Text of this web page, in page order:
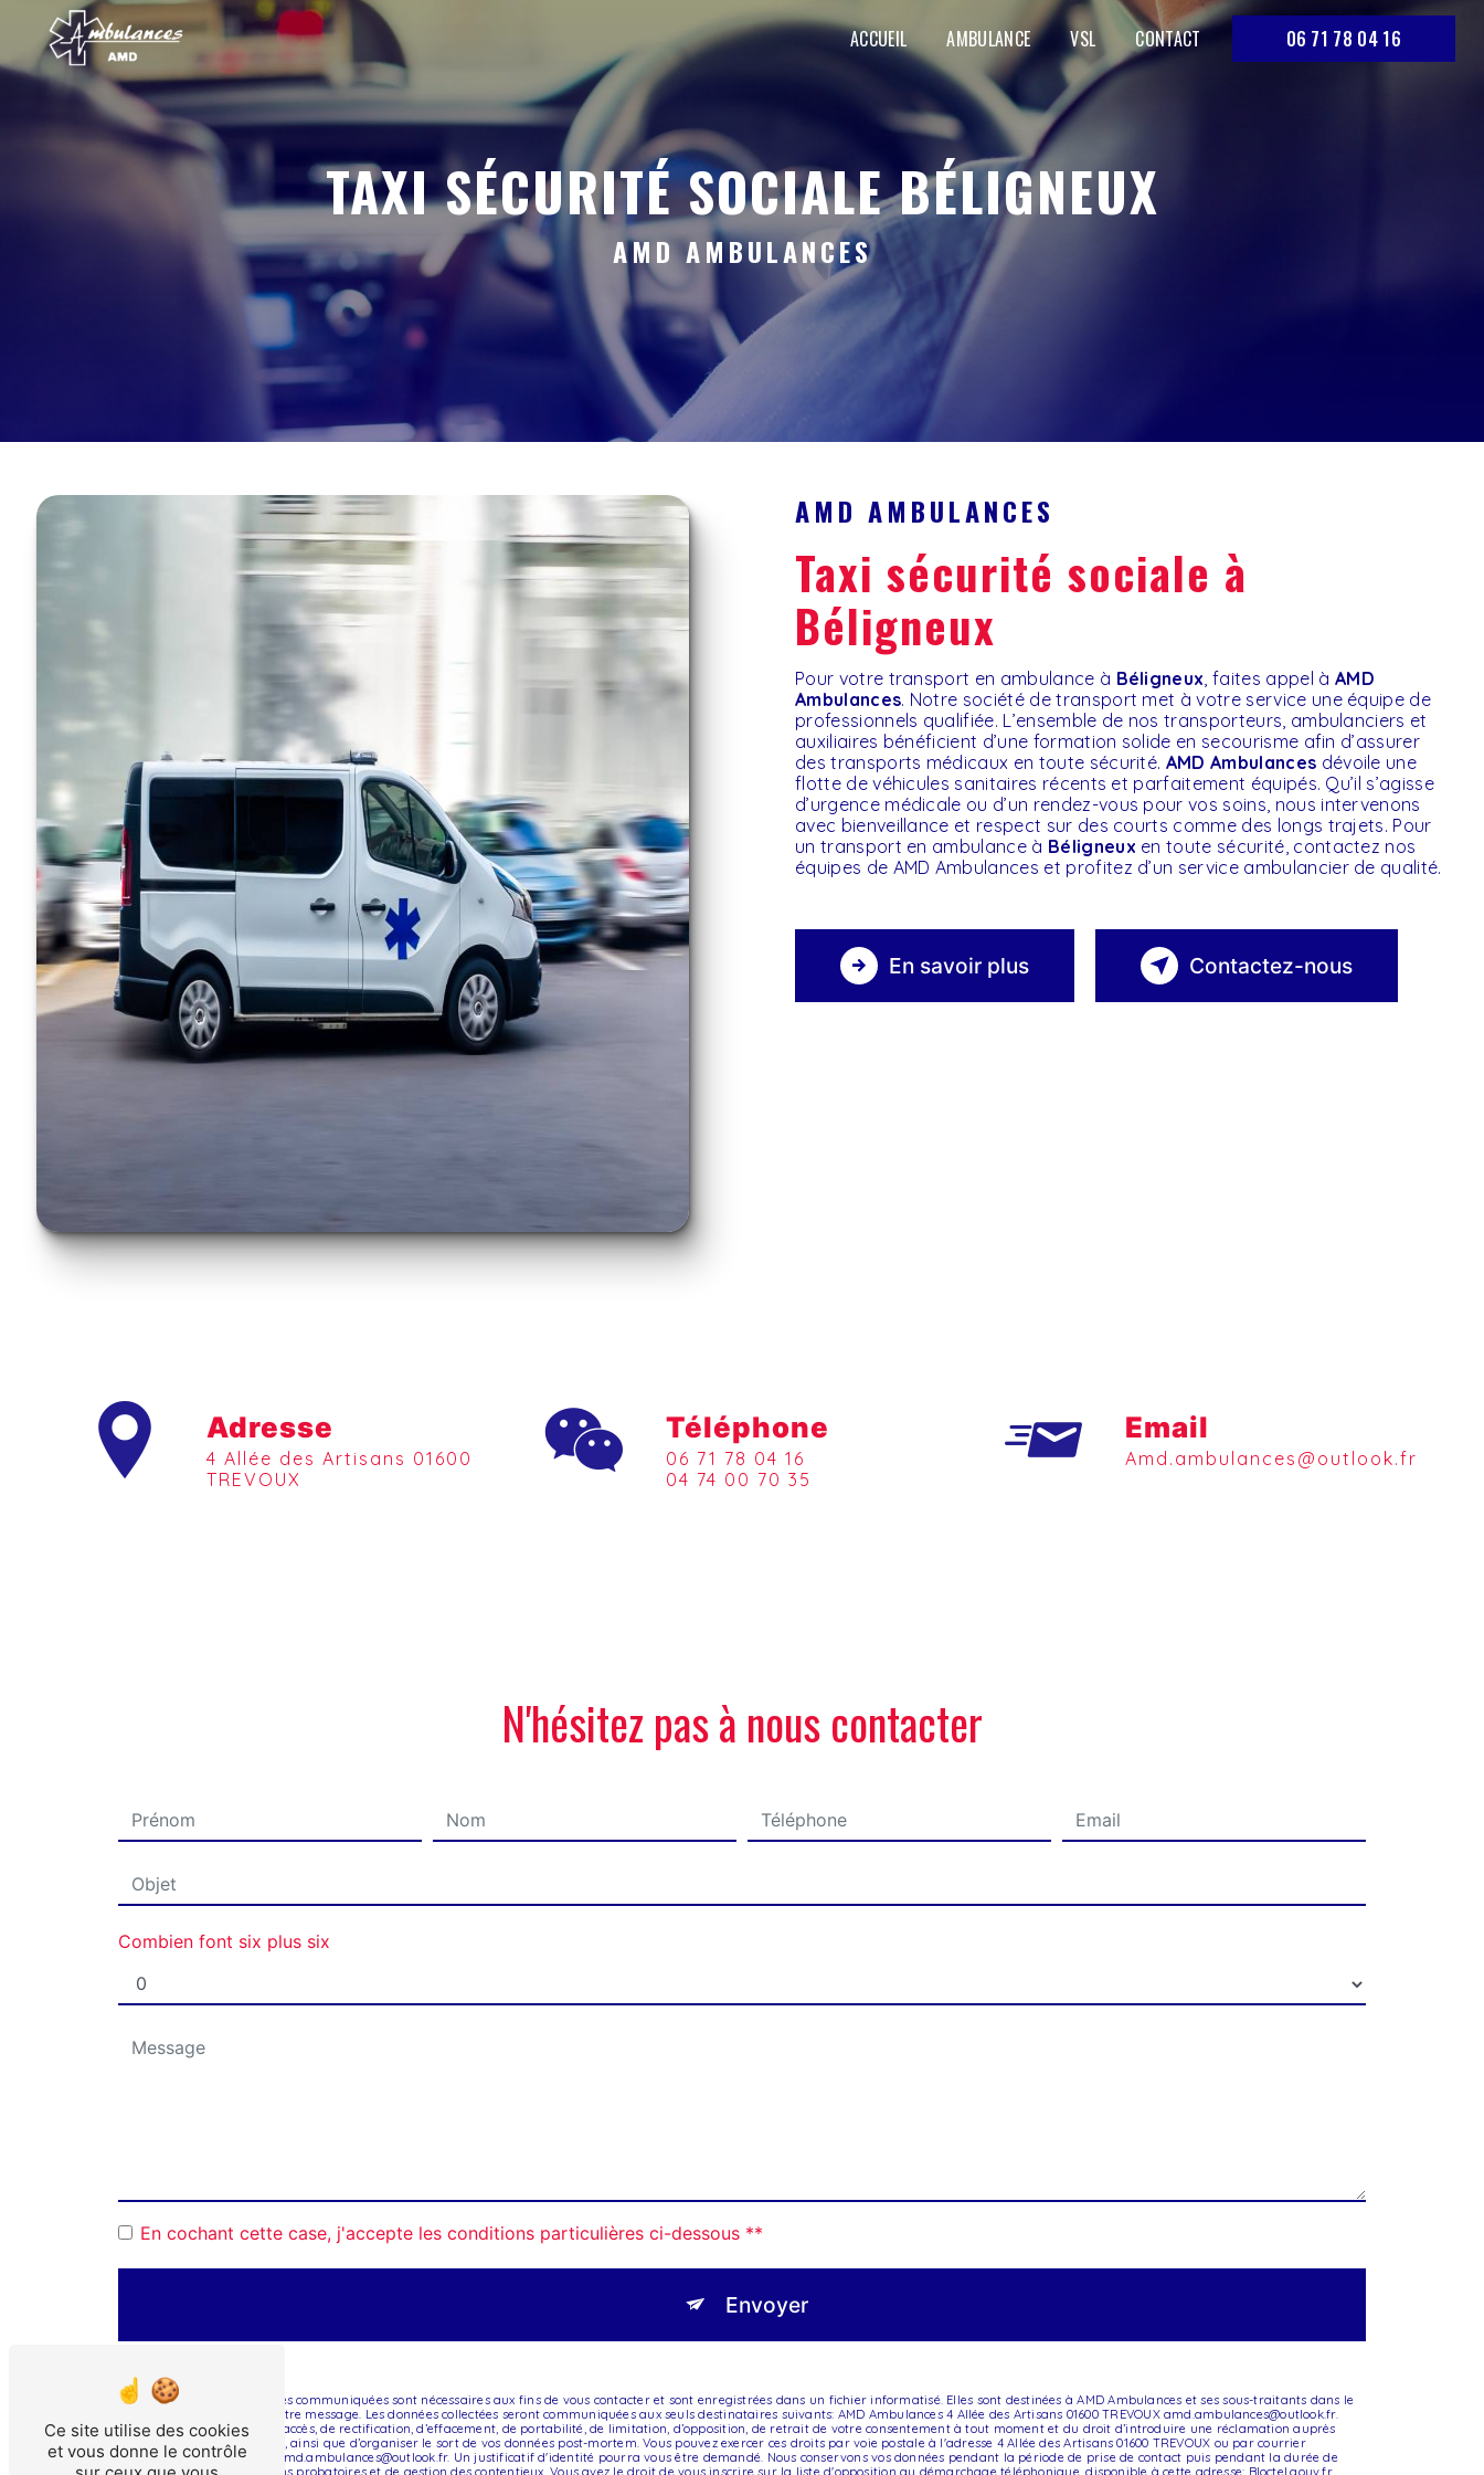
ACCUEIL AMBULANCE VSL CONTACT 06 71 78 04 16
TAXI SÉCURITÉ SOCIALE BÉLIGNEUX
AMD AMBULANCES
AMD AMBULANCES
taxi sécurité sociale à
Béligneux
Pour votre transport en ambulance à Béligneux, faites appel à AMD
Ambulances. Notre société de transport met à votre service une équipe de
professionnels qualifiée. L’ensemble de nos transporteurs, ambulanciers et
auxiliaires bénéficient d’une formation solide en secourisme afin d’assurer
des transports médicaux en toute sécurité. AMD Ambulances dévoile une
flotte de véhicules sanitaires récents et parfaitement équipés. Qu’il s’agisse
d’urgence médicale ou d’un rendez-vous pour vos soins, nous intervenons
avec bienveillance et respect sur des courts comme des longs trajets. Pour
un transport en ambulance à Béligneux en toute sécurité, contactez nos
équipes de AMD Ambulances et profitez d’un service ambulancier de qualité.
En savoir plus Contactez-nous
Adresse
4 Allée des Artisans 01600
TREVOUX
Téléphone
06 71 78 04 16
04 74 00 70 35
Email
amd.ambulances@outlook.fr
N'hésitez pas à nous contacter
Combien font six plus six
En cochant cette case, j'accepte les conditions particulières ci-dessous **
Envoyer
** Les données personnelles communiquées sont nécessaires aux fins de vous contacter et sont enregistrées dans un fichier informatisé. Elles sont destinées à AMD Ambulances et ses sous-traitants dans le
seul but de répondre à votre message. Les données collectées seront communiquées aux seuls destinataires suivants: AMD Ambulances 4 Allée des Artisans 01600 TREVOUX amd.ambulances@outlook.fr.
Vous disposez de droits d’accès, de rectification, d’effacement, de portabilité, de limitation, d’opposition, de retrait de votre consentement à tout moment et du droit d’introduire une réclamation auprès
d’une autorité de contrôle, ainsi que d’organiser le sort de vos données post-mortem. Vous pouvez exercer ces droits par voie postale à l'adresse 4 Allée des Artisans 01600 TREVOUX ou par courrier
électronique à l'adresse amd.ambulances@outlook.fr. Un justificatif d'identité pourra vous être demandé. Nous conservons vos données pendant la période de prise de contact puis pendant la durée de
prescription légale aux fins probatoires et de gestion des contentieux. Vous avez le droit de vous inscrire sur la liste d'opposition au démarchage téléphonique, disponible à cette adresse:
Bloctel.gouv.fr.
Panneau de gestion des cookies
Ce site utilise des cookies
et vous donne le contrôle